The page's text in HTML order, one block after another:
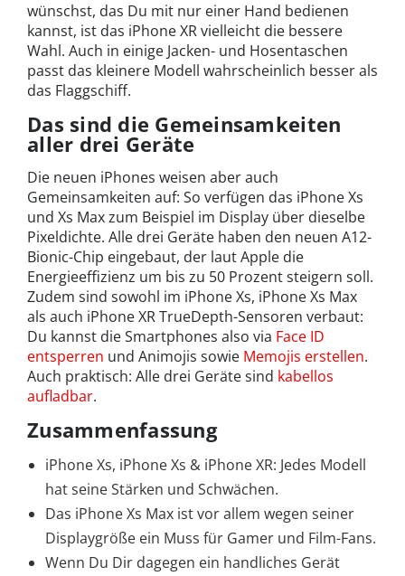
wünschst, das Du mit nur einer Hand bedienen
kannst, ist das iPhone XR vielleicht die bessere
Wahl. Auch in einige Jacken- und Hosentaschen
passt das kleinere Modell wahrscheinlich besser als
das Flaggschiff.
Das sind die Gemeinsamkeiten
aller drei Geräte
Die neuen iPhones weisen aber auch
Gemeinsamkeiten auf: So verfügen das iPhone Xs
und Xs Max zum Beispiel im Display über dieselbe
Pixeldichte. Alle drei Geräte haben den neuen A12-
Bionic-Chip eingebaut, der laut Apple die
Energieeffizienz um bis zu 50 Prozent steigern soll.
Zudem sind sowohl im iPhone Xs, iPhone Xs Max
als auch iPhone XR TrueDepth-Sensoren verbaut:
Du kannst die Smartphones also via Face ID
entsperren und Animojis sowie Memojis erstellen.
Auch praktisch: Alle drei Geräte sind kabellos
aufladbar.
Zusammenfassung
iPhone Xs, iPhone Xs & iPhone XR: Jedes Modell
hat seine Stärken und Schwächen.
Das iPhone Xs Max ist vor allem wegen seiner
Displaygröße ein Muss für Gamer und Film-Fans.
Wenn Du Dir dagegen ein handliches Gerät